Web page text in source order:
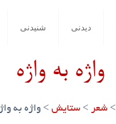
دیدنی شنیدنی
واژه به واژه
>شعر >ستایش >واژه به